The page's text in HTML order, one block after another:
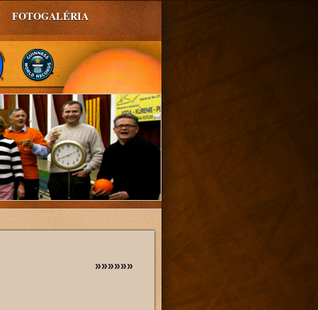
FOTOGALÉRIA
»»»»»»